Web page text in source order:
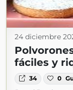
24 diciembre
fáciles y
34 0